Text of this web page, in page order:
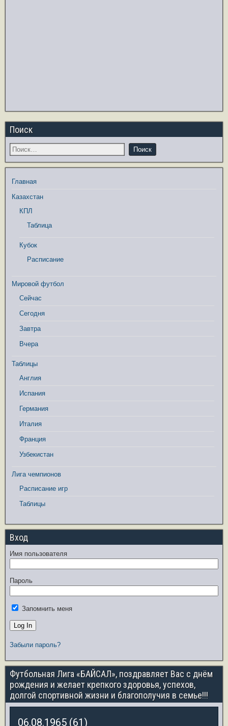
Поиск
Главная
Казахстан
КПЛ
Таблица
Кубок
Расписание
Мировой футбол
Сейчас
Сегодня
Завтра
Вчера
Таблицы
Англия
Испания
Германия
Италия
Франция
Узбекистан
Лига чемпионов
Расписание игр
Таблицы
Вход
Имя пользователя
Пароль
Запомнить меня
Забыли пароль?
Футбольная Лига «БАЙСАЛ», поздравляет Вас с днём
рождения и желает крепкого здоровья, успехов,
долгой спортивной жизни и благополучия в семье!!!
06.08.1965 (61)